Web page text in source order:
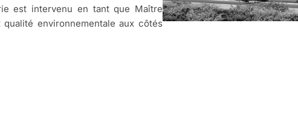
est intervenu en tant que Maître
environnementale aux côtés